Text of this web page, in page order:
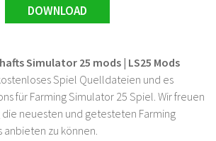
DOWNLOAD
Simulator 25 mods | LS25 Mods
Spiel Quelldateien und es
für Farming Simulator 25 Spiel. Wir freuen
die neuesten und getesteten Farming
zu können.